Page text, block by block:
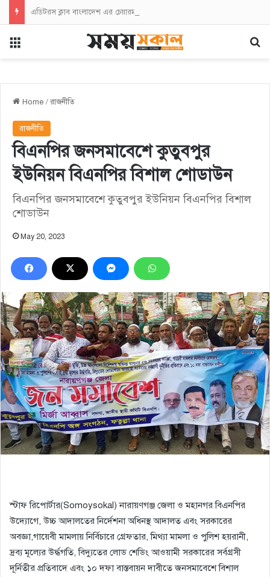
Home /রাজনীতি
রাজনীতি
বিএনপির জনসমাবেশে কুতুবপুর
ইউনিয়ন বিএনপির বিশাল শোডাউন
বিএনপির জনসমাবেশে কুতুবপুর ইউনিয়ন বিএনপির বিশাল
শোডাউন
May 20, 2023
স্টাফ রিপোর্টার(Somoysokal) নারায়ণগঞ্জ জেলা ও মহানগর বিএনপির
উদ্যোগে, উচ্চ আদালতের নির্দেশনা অধিনস্থ আদালত এবং সরকারের
অবজ্ঞা,গায়েবী মামলায় নির্বিচারে গ্রেফতার, মিথ্যা মামলা ও পুলিশ হয়রানী,
দ্রব্য মূল্যের উর্দ্ধগতি, বিদ্যুতের লোড শেডিং আওয়ামী সরকারের সর্বগ্রসী
দূর্নিতীর প্রতিবাদে এবং ১০ দফা বাস্তবায়ন দাবীতে জনসমাবেশে বিশাল